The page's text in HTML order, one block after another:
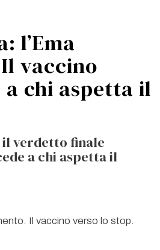
l’Ema
vaccino
a chi aspetta il
il verdetto finale
a chi aspetta il